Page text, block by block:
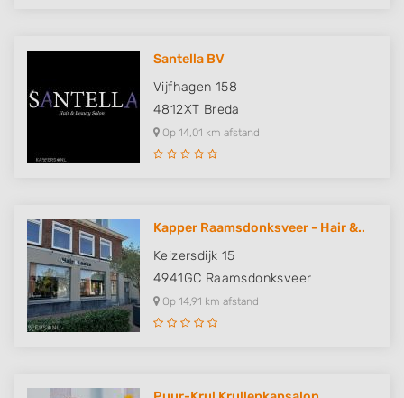
Santella BV
Vijfhagen 158
4812XT Breda
Op 14,01 km afstand
Kapper Raamsdonksveer - Hair &..
Keizersdijk 15
4941GC Raamsdonksveer
Op 14,91 km afstand
IAB Special Features:
Identify devices based on information
Non-IAB processing purposes:
Performance
Functional
Advertising